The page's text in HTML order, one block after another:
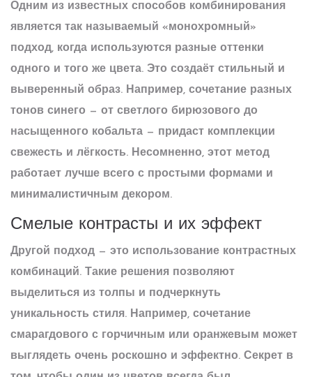
Одним из известных способов комбинирования
является так называемый «монохромный»
подход, когда используются разные оттенки
одного и того же цвета. Это создаёт стильный и
выверенный образ. Например, сочетание разных
тонов синего — от светлого бирюзового до
насыщенного кобальта — придаст комплекции
свежесть и лёгкость. Несомненно, этот метод
работает лучше всего с простыми формами и
минималистичным декором.
Смелые контрасты и их эффект
Другой подход — это использование контрастных
комбинаций. Такие решения позволяют
выделиться из толпы и подчеркнуть
уникальность стиля. Например, сочетание
смарагдового с горчичным или оранжевым может
выглядеть очень роскошно и эффектно. Секрет в